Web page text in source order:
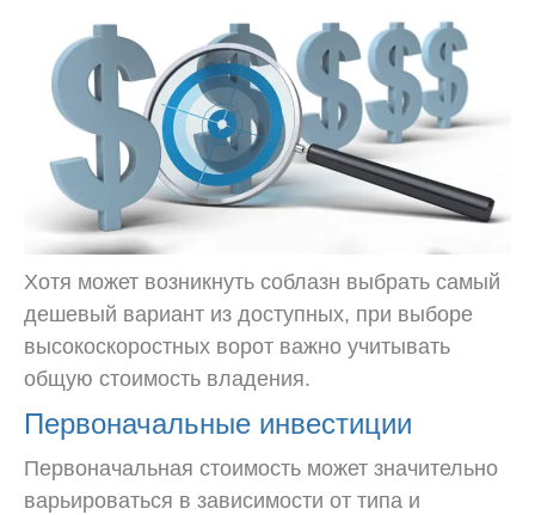
Хотя может возникнуть соблазн выбрать самый
дешевый вариант из доступных, при выборе
высокоскоростных ворот важно учитывать
общую стоимость владения.
Первоначальные инвестиции
Первоначальная стоимость может значительно
варьироваться в зависимости от типа и